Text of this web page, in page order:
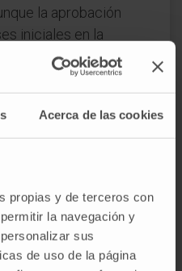
Acerca de las cookies
propias y de terceros con
la navegación y
sus
de uso de la página
la aprobación
iniciales en la
Félix d'Herelle en
agente invisible
como si